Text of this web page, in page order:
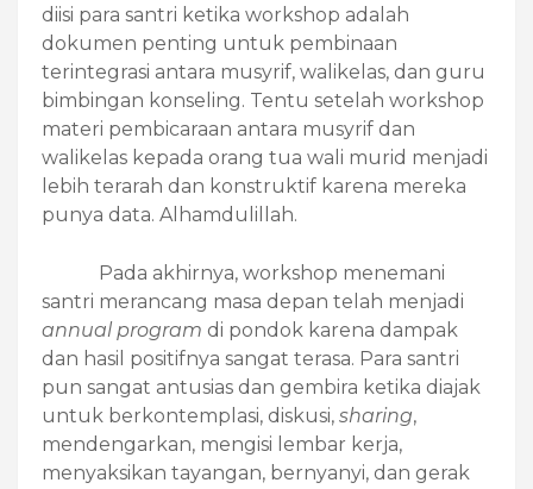
diisi para santri ketika workshop adalah
dokumen penting untuk pembinaan
terintegrasi antara musyrif, walikelas, dan guru
bimbingan konseling. Tentu setelah workshop
materi pembicaraan antara musyrif dan
walikelas kepada orang tua wali murid menjadi
lebih terarah dan konstruktif karena mereka
punya data. Alhamdulillah.
Pada akhirnya, workshop menemani
santri merancang masa depan telah menjadi
annual program di pondok karena dampak
dan hasil positifnya sangat terasa. Para santri
pun sangat antusias dan gembira ketika diajak
untuk berkontemplasi, diskusi, sharing,
mendengarkan, mengisi lembar kerja,
menyaksikan tayangan, bernyanyi, dan gerak